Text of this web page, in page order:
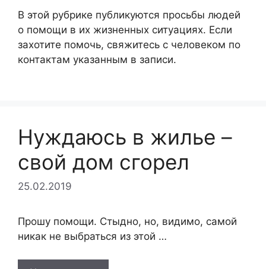
В этой рубрике публикуются просьбы людей
о помощи в их жизненных ситуациях. Если
захотите помочь, свяжитесь с человеком по
контактам указанным в записи.
Нуждаюсь в жилье –
свой дом сгорел
25.02.2019
Прошу помощи. Стыдно, но, видимо, самой
никак не выбраться из этой …